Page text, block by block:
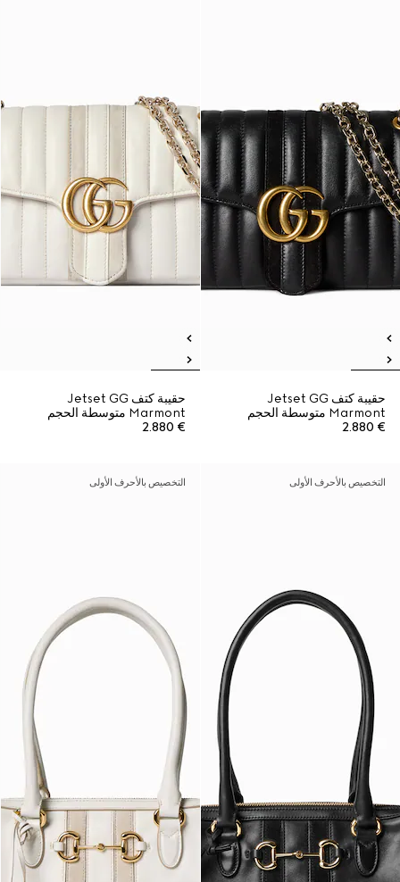
حقيبة كتف Jetset GG
Marmont متوسطة الحجم
€ 2.880
حقيبة كتف Jetset GG
Marmont متوسطة الحجم
€ 2.880
التخصيص بالأحرف الأولى التخصيص بالأحرف الأولى